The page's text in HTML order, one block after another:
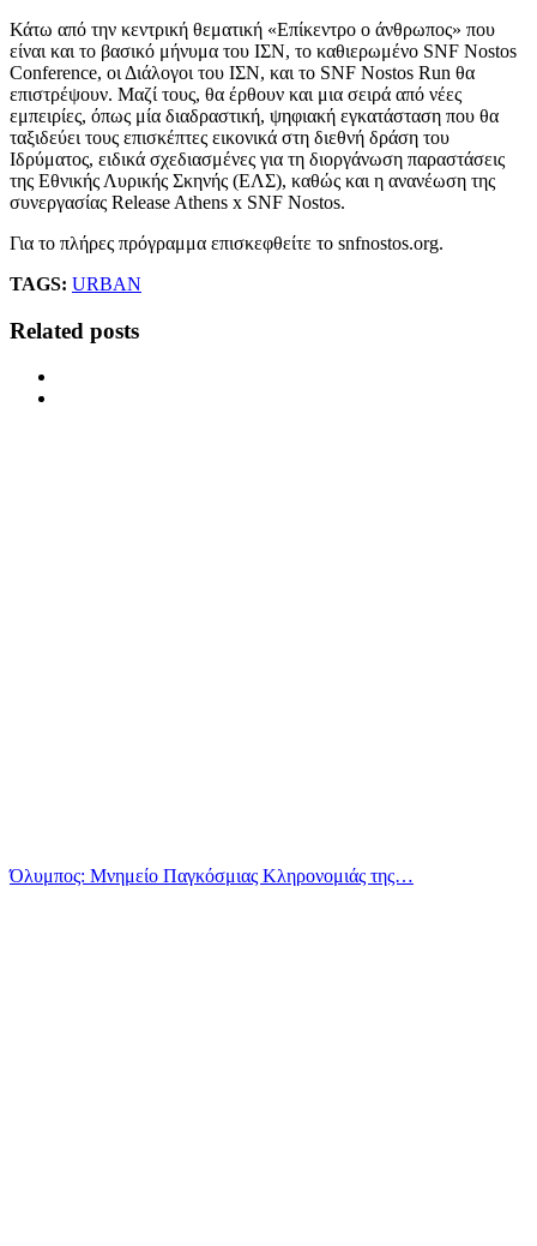
Κάτω από την κεντρική θεματική «Επίκεντρο ο άνθρωπος» που
είναι και το βασικό μήνυμα του ΙΣΝ, το καθιερωμένο SNF Nostos
Conference, οι Διάλογοι του ΙΣΝ, και το SNF Nostos Run θα
επιστρέψουν. Μαζί τους, θα έρθουν και μια σειρά από νέες
εμπειρίες, όπως μία διαδραστική, ψηφιακή εγκατάσταση που θα
ταξιδεύει τους επισκέπτες εικονικά στη διεθνή δράση του
Ιδρύματος, ειδικά σχεδιασμένες για τη διοργάνωση παραστάσεις
της Εθνικής Λυρικής Σκηνής (ΕΛΣ), καθώς και η ανανέωση της
συνεργασίας Release Athens x SNF Nostos.
Για το πλήρες πρόγραμμα επισκεφθείτε το snfnostos.org.
TAGS: URBAN
Related posts
Όλυμπος: Μνημείο Παγκόσμιας Κληρονομιάς της…